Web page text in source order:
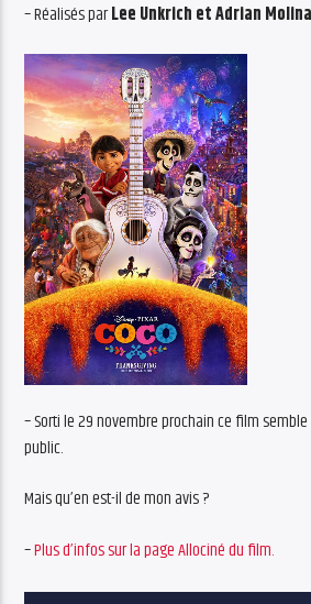
– Réalisés parLee Unkrich et Adrian
– Sorti le 29 novembre prochain ce film
public.
Mais qu’en est-il de mon avis ?
–Plus d’infos sur la page Allociné du film.